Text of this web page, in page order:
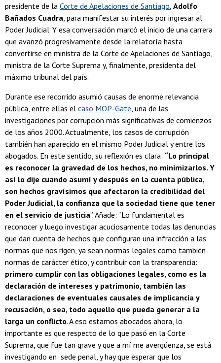
presidente de la Corte de Apelaciones de Santiago, Adolfo
Bañados Cuadra, para manifestar su interés por ingresar al
Poder Judicial. Y esa conversación marcó el inicio de una carrera
que avanzó progresivamente desde la relatoría hasta
convertirse en ministra de la Corte de Apelaciones de Santiago,
ministra de la Corte Suprema y, finalmente, presidenta del
máximo tribunal del país.
Durante ese recorrido asumió causas de enorme relevancia
pública, entre ellas el caso MOP-Gate, una de las
investigaciones por corrupción más significativas de comienzos
de los años 2000. Actualmente, los casos de corrupción
también han aparecido en el mismo Poder Judicial y entre los
abogados. En este sentido, su reflexión es clara: “Lo principal
es reconocer la gravedad de los hechos, no minimizarlos. Y
así lo dije cuando asumí y después en la cuenta pública,
son hechos gravísimos que afectaron la credibilidad del
Poder Judicial, la confianza que la sociedad tiene que tener
en el servicio de justicia”. Añade: “Lo fundamental es
reconocer y luego investigar acuciosamente todas las denuncias
que dan cuenta de hechos que configuran una infracción a las
normas que nos rigen, ya sean normas legales como también
normas de carácter ético, y contribuir con la transparencia:
primero cumplir con las obligaciones legales, como es la
declaración de intereses y patrimonio, también las
declaraciones de eventuales causales de implicancia y
recusación, o sea, todo aquello que pueda generar a la
larga un conflicto. A eso estamos abocados ahora, lo
importante es que respecto de lo que pasó en la Corte
Suprema, que fue tan grave y que a mí me avergüenza, se está
investigando en sede penal, y hay que esperar que los